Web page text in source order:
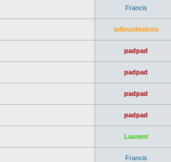
Francis
lafleurdesbois
padpad
padpad
padpad
padpad
Laurent
Francis